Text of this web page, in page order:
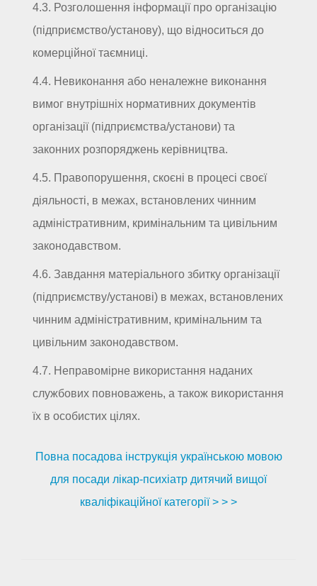
4.3. Розголошення інформації про організацію
(підприємство/установу), що відноситься до
комерційної таємниці.
4.4. Невиконання або неналежне виконання
вимог внутрішніх нормативних документів
організації (підприємства/установи) та
законних розпоряджень керівництва.
4.5. Правопорушення, скоєні в процесі своєї
діяльності, в межах, встановлених чинним
адміністративним, кримінальним та цивільним
законодавством.
4.6. Завдання матеріального збитку організації
(підприємству/установі) в межах, встановлених
чинним адміністративним, кримінальним та
цивільним законодавством.
4.7. Неправомірне використання наданих
службових повноважень, а також використання
їх в особистих цілях.
Повна посадова інструкція українською мовою
для посади лікар-психіатр дитячий вищої
кваліфікаційної категорії > > >